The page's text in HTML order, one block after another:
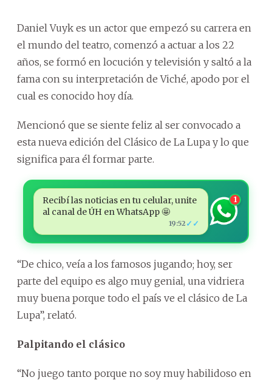
Daniel Vuyk es un actor que empezó su carrera en
el mundo del teatro, comenzó a actuar a los 22
años, se formó en locución y televisión y saltó a la
fama con su interpretación de Viché, apodo por el
cual es conocido hoy día.
Mencionó que se siente feliz al ser convocado a
esta nueva edición del Clásico de La Lupa y lo que
significa para él formar parte.
Recibí las noticias en tu celular, unite
al canal de ÚH en WhatsApp 🤩
19:52 ✓✓
1
“De chico, veía a los famosos jugando; hoy, ser
parte del equipo es algo muy genial, una vidriera
muy buena porque todo el país ve el clásico de La
Lupa”, relató.
Palpitando el clásico
“No juego tanto porque no soy muy habilidoso en